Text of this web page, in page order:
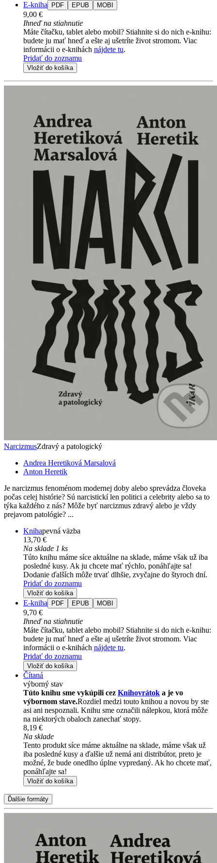
E-kniha PDF EPUB MOBI
9,00 €
Ihneď na stiahnutie
Máte čítačku, tablet alebo mobil? Stiahnite si do nich e-knihu:
budete ju mať hneď a ešte aj ušetríte život stromom. Viac
informácii o e-knihách nájdete tu.
Pridať do zoznamu
Vložiť do košíka
NarcizmusZdravý a patologický
Andrea Heretiková Marsalová
Anton Heretik
Je narcizmus fenoménom modernej doby alebo sprevádza človeka
počas celej histórie? Sú narcistickí len politici a celebrity alebo sa to
týka každého z nás? Môže byť narcizmus zdravý alebo je vždy
prejavom patológie? ...
Knihapevná väzba
13,70 €
Na sklade 1 ks
Túto knihu máme síce aktuálne na sklade, máme však už iba
posledné kusy. Ak ju chcete mať rýchlo, ponáhľajte sa!
Dodanie ďalších môže trvať dlhšie, zvyčajne do štyroch dní.
Pridať do zoznamu
Vložiť do košíka
E-kniha PDF EPUB MOBI
9,70 €
Ihneď na stiahnutie
Máte čítačku, tablet alebo mobil? Stiahnite si do nich e-knihu:
budete ju mať hneď a ešte aj ušetríte život stromom. Viac
informácii o e-knihách nájdete tu.
Pridať do zoznamu
Vložiť do košíka
Čítaná
výborný stav
Túto knihu sme vykúpili cez Knihovrátok a je vo
výbornom stave.Rozdiel medzi touto knihou a novou by ste
asi ani nespoznali. Knihu sme označili nálepkou, ktorá môže
na niektorých obaloch zanechať stopy.
8,19 €
Na sklade
Tento produkt síce máme aktuálne na sklade, máme však už
iba posledné kusy a ďalšie už nemá ani distribútor, preto je
možné, že bude onedlho úplne vypredaný. Ak ho chcete mať,
ponáhľajte sa!
Vložiť do košíka
Ďalšie formáty